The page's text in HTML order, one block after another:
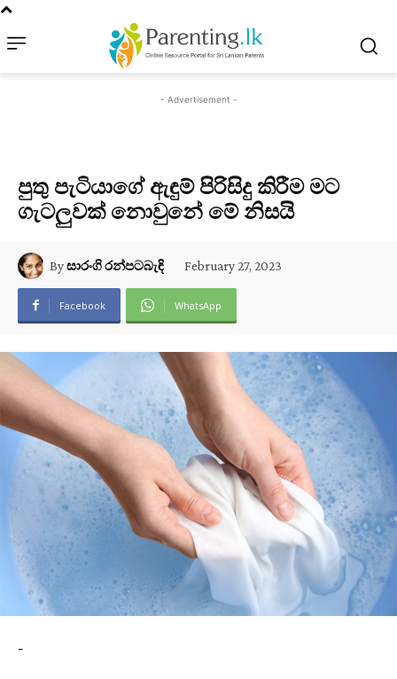
- Advertisement -
පුතු පැටියාගේ ඇඳුම් පිරිසිදු කිරීම මට
ගැටලුවක් නොවුනේ මේ නිසයි
Byසාරංගි රන්පටබැඳි February 27, 2023
Facebook WhatsApp
-